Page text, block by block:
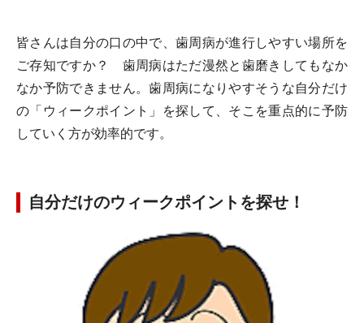
皆さんは自分の口の中で、歯周病が進行しやすい場所を
ご存知ですか？ 歯周病はただ漫然と歯磨きしてもなか
なか予防できません。歯周病になりやすそうな自分だけ
の「ウィークポイント」を探して、そこを重点的に予防
していく方が効率的です。
自分だけのウィークポイントを探せ！